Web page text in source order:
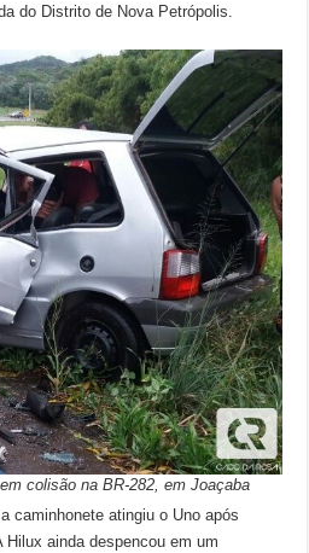
do Distrito de Nova Petrópolis.
colisão na BR-282, em Joaçaba
caminhonete atingiu o Uno após
Hilux ainda despencou em um